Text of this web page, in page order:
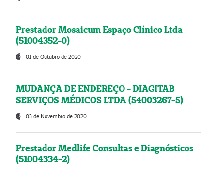
Prestador Mosaicum Espaço Clínico Ltda
(51004352-0)
01 de Outubro de 2020
MUDANÇA DE ENDEREÇO - DIAGITAB
SERVIÇOS MÉDICOS LTDA (54003267-5)
03 de Novembro de 2020
Prestador Medlife Consultas e Diagnósticos
(51004334-2)